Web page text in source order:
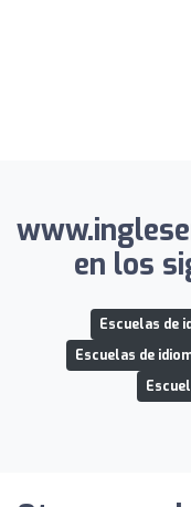
en los
Escuelas de
Escuelas de